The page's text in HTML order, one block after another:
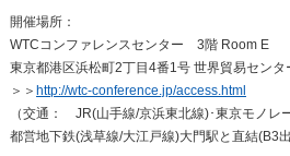
開催場所：
WTCコンファレンスセンター 3階 Room E
東京都港区浜松町2丁目4番1号 世界貿易センタ
＞＞ http://wtc-conference.jp/access.html
（交通： JR(山手線/京浜東北線)･東京モノレ
都営地下鉄(浅草線/大江戸線)大門駅と直結(B3出